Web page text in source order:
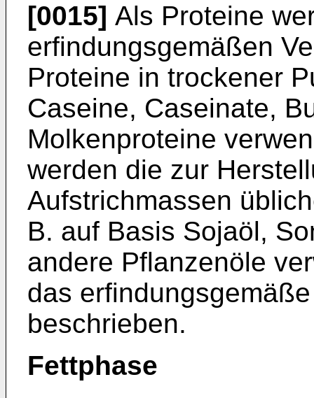
[0015] Als Proteine
erfindungsgemäßen
Proteine in trockener
Caseine, Caseinate,
Molkenproteine
werden die zur
Aufstrichmassen
B. auf Basis Sojaöl,
andere Pflanzenöle
das
beschrieben.
Fettphase